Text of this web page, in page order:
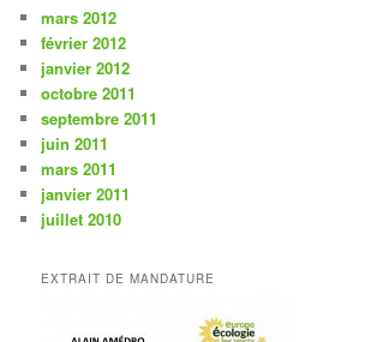
mars 2012
février 2012
janvier 2012
octobre 2011
septembre 2011
juin 2011
mars 2011
janvier 2011
juillet 2010
EXTRAIT DE MANDATURE